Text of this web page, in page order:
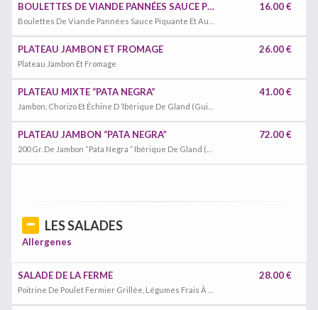
BOULETTES DE VIANDE PANNÉES SAUCE PIQUANTE ET AUBERGINE GRILLÉS 16.00 €
PLATEAU JAMBON ET FROMAGE
Plateau Jambon Et Fromage
26.00 €
PLATEAU MIXTE “PATA NEGRA” 41.00 €
PLATEAU JAMBON “PATA NEGRA” 72.00 €
LES SALADES
Allergenes
SALADE DE LA FERME 28.00 €